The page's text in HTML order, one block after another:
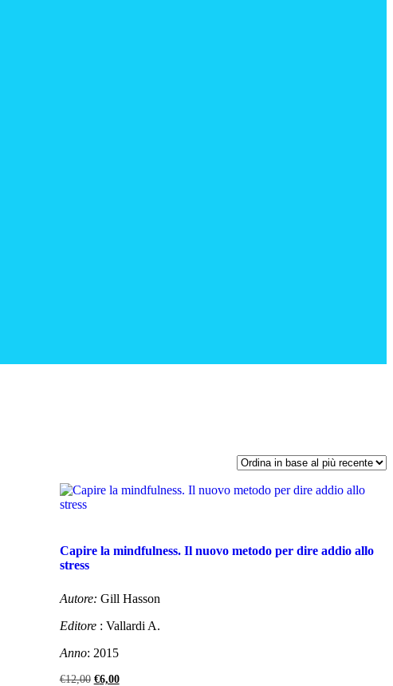
Capire la mindfulness. Il nuovo metodo per dire addio allo
stress
Autore: Gill Hasson
Editore: Vallardi A.
Anno: 2015
€12,00 Il
€6,00Il